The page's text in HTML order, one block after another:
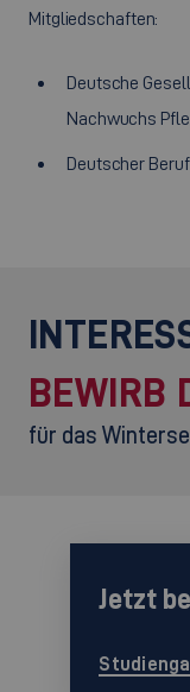
Mitgliedschaften:
Deutsche
Nachwuchs
Deutscher
BEWIRB
für das
Jetzt